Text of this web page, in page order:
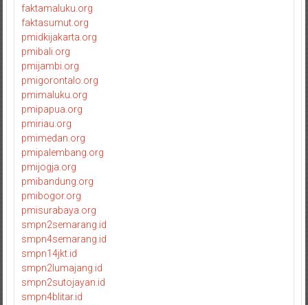
faktamaluku.org
faktasumut.org
pmidkijakarta.org
pmibali.org
pmijambi.org
pmigorontalo.org
pmimaluku.org
pmipapua.org
pmiriau.org
pmimedan.org
pmipalembang.org
pmijogja.org
pmibandung.org
pmibogor.org
pmisurabaya.org
smpn2semarang.id
smpn4semarang.id
smpn14jkt.id
smpn2lumajang.id
smpn2sutojayan.id
smpn4blitar.id